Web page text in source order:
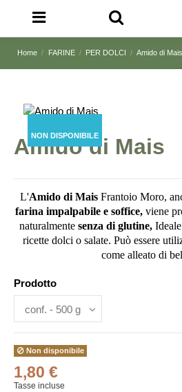
Home FARINE PER DOLCI Amido di Mais
NON DISPONIBILE
Amido di Mais
L'Amido di Mais Frantoio Moro,
farina impalpabile e soffice, viene
naturalmentesenza di glutine,Ideale
ricette dolci o salate. Può essere
come alleato di
Prodotto
Non disponibile
1,80 €
Tasse incluse